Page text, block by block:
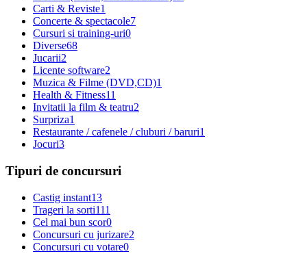
Carti & Reviste1
Concerte & spectacole7
Cursuri si training-uri0
Diverse68
Jucarii2
Licente software2
Muzica & Filme (DVD,CD)1
Health & Fitness11
Invitatii la film & teatru2
Surpriza1
Restaurante / cafenele / cluburi / baruri1
Jocuri3
Tipuri de concursuri
Castig instant13
Trageri la sorti111
Cel mai bun scor0
Concursuri cu jurizare2
Concursuri cu votare0